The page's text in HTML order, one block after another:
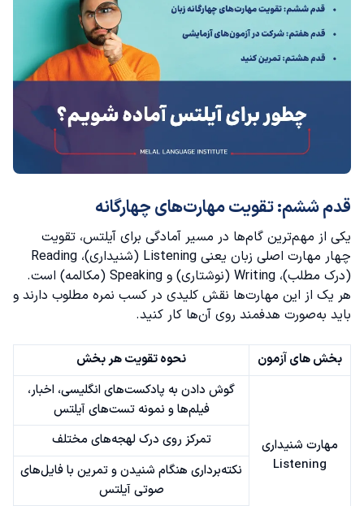
قدم ششم: تقویت مهارت‌های چهارگانه
یکی از مهم‌ترین گام‌ها در مسیر آمادگی برای آیلتس، تقویت
چهار مهارت اصلی زبان یعنی Listening (شنیداری)، Reading
(درک مطلب)، Writing (نوشتاری) و Speaking (مکالمه) است.
هر یک از این مهارت‌ها نقش کلیدی در کسب نمره مطلوب دارند و
باید به‌صورت هدفمند روی آن‌ها کار کنید.
بخش های آزمون نحوه تقویت هر بخش
مهارت شنیداری
Listening
گوش دادن به پادکست‌های انگلیسی، اخبار،
فیلم‌ها و نمونه تست‌های آیلتس
تمرکز روی درک لهجه‌های مختلف
نکته‌برداری هنگام شنیدن و تمرین با فایل‌های
صوتی آیلتس